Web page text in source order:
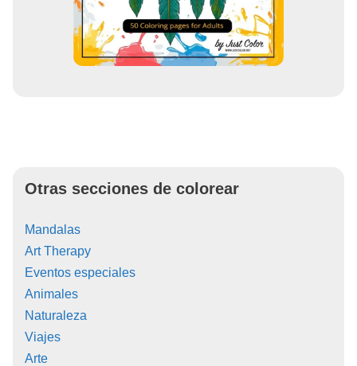
Otras secciones de colorear
Mandalas
Art Therapy
Eventos especiales
Animales
Naturaleza
Viajes
Arte